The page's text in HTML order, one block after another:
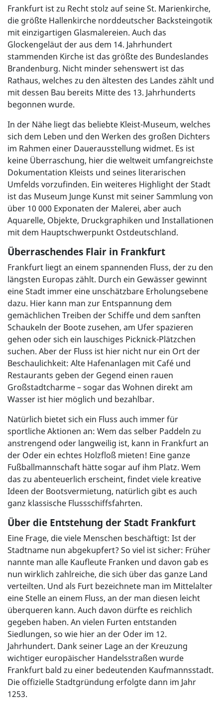
Frankfurt ist zu Recht stolz auf seine St. Marienkirche,
die größte Hallenkirche norddeutscher Backsteingotik
mit einzigartigen Glasmalereien. Auch das
Glockengeläut der aus dem 14. Jahrhundert
stammenden Kirche ist das größte des Bundeslandes
Brandenburg. Nicht minder sehenswert ist das
Rathaus, welches zu den ältesten des Landes zählt und
mit dessen Bau bereits Mitte des 13. Jahrhunderts
begonnen wurde.
In der Nähe liegt das beliebte Kleist-Museum, welches
sich dem Leben und den Werken des großen Dichters
im Rahmen einer Dauerausstellung widmet. Es ist
keine Überraschung, hier die weltweit umfangreichste
Dokumentation Kleists und seines literarischen
Umfelds vorzufinden. Ein weiteres Highlight der Stadt
ist das Museum Junge Kunst mit seiner Sammlung von
über 10 000 Exponaten der Malerei, aber auch
Aquarelle, Objekte, Druckgraphiken und Installationen
mit dem Hauptschwerpunkt Ostdeutschland.
Überraschendes Flair in Frankfurt
Frankfurt liegt an einem spannenden Fluss, der zu den
längsten Europas zählt. Durch ein Gewässer gewinnt
eine Stadt immer eine unschätzbare Erholungsebene
dazu. Hier kann man zur Entspannung dem
gemächlichen Treiben der Schiffe und dem sanften
Schaukeln der Boote zusehen, am Ufer spazieren
gehen oder sich ein lauschiges Picknick-Plätzchen
suchen. Aber der Fluss ist hier nicht nur ein Ort der
Beschaulichkeit: Alte Hafenanlagen mit Café und
Restaurants geben der Gegend einen rauen
Großstadtcharme – sogar das Wohnen direkt am
Wasser ist hier möglich und bezahlbar.
Natürlich bietet sich ein Fluss auch immer für
sportliche Aktionen an: Wem das selber Paddeln zu
anstrengend oder langweilig ist, kann in Frankfurt an
der Oder ein echtes Holzfloß mieten! Eine ganze
Fußballmannschaft hätte sogar auf ihm Platz. Wem
das zu abenteuerlich erscheint, findet viele kreative
Ideen der Bootsvermietung, natürlich gibt es auch
ganz klassische Flussschiffsfahrten.
Über die Entstehung der Stadt Frankfurt
Eine Frage, die viele Menschen beschäftigt: Ist der
Stadtname nun abgekupfert? So viel ist sicher: Früher
nannte man alle Kaufleute Franken und davon gab es
nun wirklich zahlreiche, die sich über das ganze Land
verteilten. Und als Furt bezeichnete man im Mittelalter
eine Stelle an einem Fluss, an der man diesen leicht
überqueren kann. Auch davon dürfte es reichlich
gegeben haben. An vielen Furten entstanden
Siedlungen, so wie hier an der Oder im 12.
Jahrhundert. Dank seiner Lage an der Kreuzung
wichtiger europäischer Handelsstraßen wurde
Frankfurt bald zu einer bedeutenden Kaufmannsstadt.
Die offizielle Stadtgründung erfolgte dann im Jahr
1253.